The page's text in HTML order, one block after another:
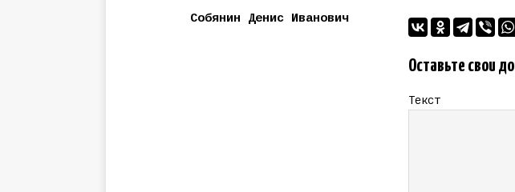
Оставьте свои
Текст
Собянин Денис Иванович